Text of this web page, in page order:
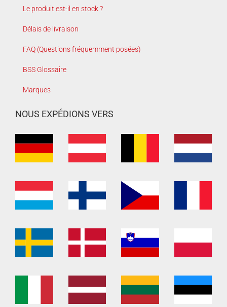
Le produit est-il en stock ?
Délais de livraison
FAQ (Questions fréquemment posées)
BSS Glossaire
Marques
NOUS EXPÉDIONS VERS